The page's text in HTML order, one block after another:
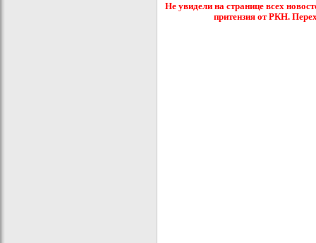
Не увидели на странице всех
притензия от РКН.